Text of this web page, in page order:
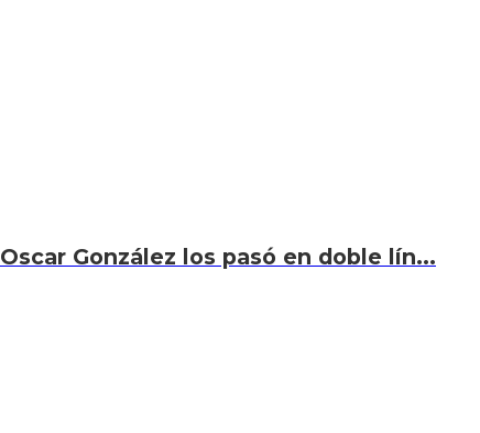
González los pasó en doble lín...